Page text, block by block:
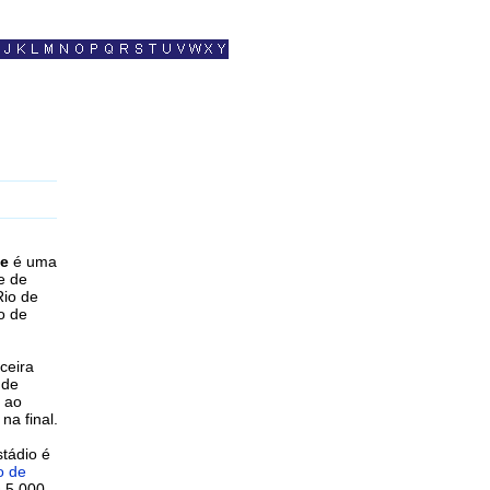
é uma
de
de
de
ao
final.
é
de